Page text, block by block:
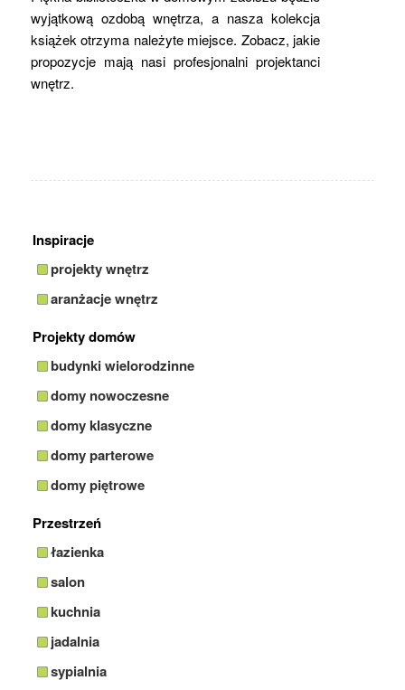
wyjątkową ozdobą wnętrza, a nasza kolekcja
książek otrzyma należyte miejsce. Zobacz, jakie
propozycje mają nasi profesjonalni projektanci
wnętrz.
Inspiracje
projekty wnętrz
aranżacje wnętrz
Projekty domów
budynki wielorodzinne
domy nowoczesne
domy klasyczne
domy parterowe
domy piętrowe
Przestrzeń
łazienka
salon
kuchnia
jadalnia
sypialnia